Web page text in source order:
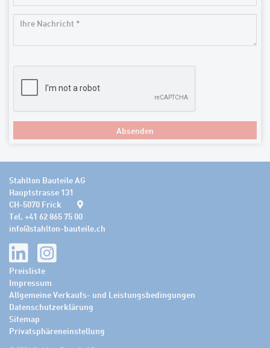
Absenden
Stahlton Bauteile AG
Hauptstrasse 131
CH-5070 Frick
Tel. +41 62 865 75 00
info@stahlton-bauteile.ch
Preisliste
Impressum
Allgemeine Verkaufs- und Leistungsbedingungen
Datenschutzerklärung
Sitemap
Privatsphäreneinstellung